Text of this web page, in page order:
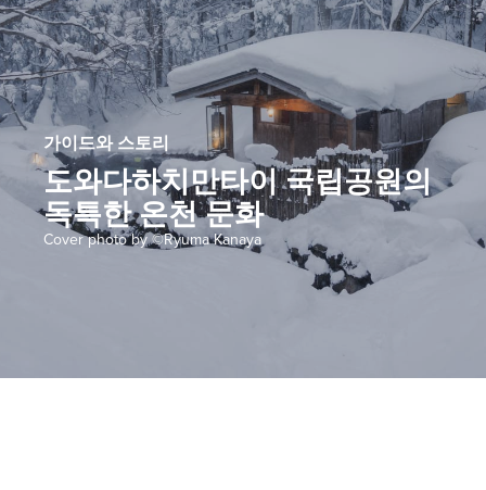
가이드와 스토리
도와다하치만타이 국립공원의
독특한 온천 문화
Cover photo by ©Ryuma Kanaya